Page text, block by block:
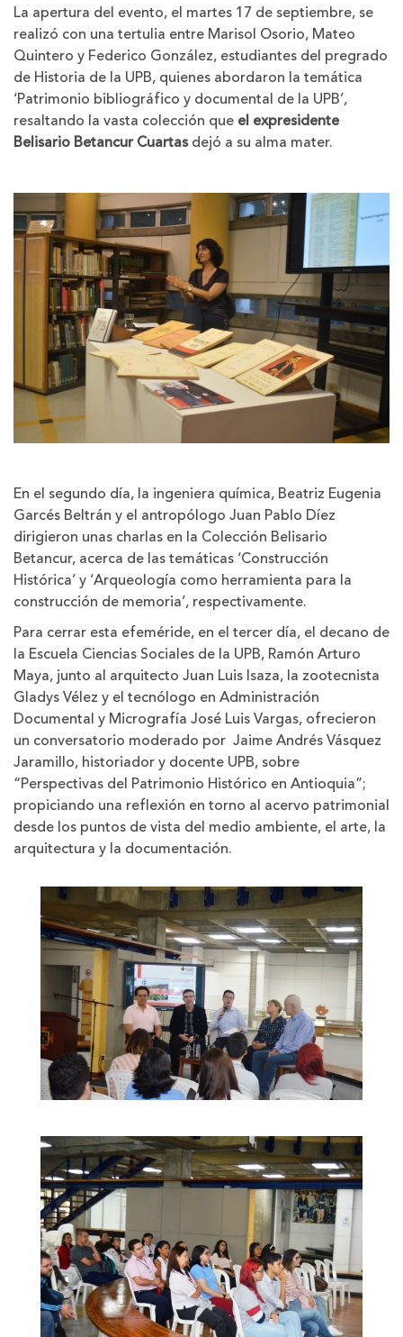
La apertura del evento, el martes 17 de septiembre, se
realizó con una tertulia entre Marisol Osorio, Mateo
Quintero y Federico González, estudiantes del pregrado
de Historia de la UPB, quienes abordaron la temática
‘Patrimonio bibliográfico y documental de la UPB’,
resaltando la vasta colección que el expresidente
Belisario Betancur Cuartas dejó a su alma mater.
En el segundo día, la ingeniera química, Beatriz Eugenia
Garcés Beltrán y el antropólogo Juan Pablo Díez
dirigieron unas charlas en la Colección Belisario
Betancur, acerca de las temáticas ‘Construcción
Histórica’ y ‘Arqueología como herramienta para la
construcción de memoria’, respectivamente.
Para cerrar esta efeméride, en el tercer día, el decano de
la Escuela Ciencias Sociales de la UPB, Ramón Arturo
Maya, junto al arquitecto Juan Luis Isaza, la zootecnista
Gladys Vélez y el tecnólogo en Administración
Documental y Micrografía José Luis Vargas, ofrecieron
un conversatorio moderado por Jaime Andrés Vásquez
Jaramillo, historiador y docente UPB, sobre
“Perspectivas del Patrimonio Histórico en Antioquia”;
propiciando una reflexión en torno al acervo patrimonial
desde los puntos de vista del medio ambiente, el arte, la
arquitectura y la documentación.